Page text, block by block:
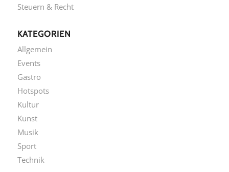
Steuern & Recht
KATEGORIEN
Allgemein
Events
Gastro
Hotspots
Kultur
Kunst
Musik
Sport
Technik